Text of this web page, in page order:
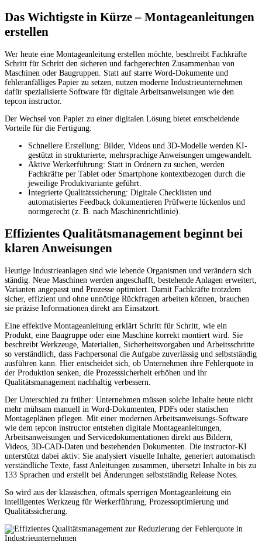
Das Wichtigste in Kürze – Montageanleitungen
erstellen
Wer heute eine Montageanleitung erstellen möchte, beschreibt Fachkräfte
Schritt für Schritt den sicheren und fachgerechten Zusammenbau von
Maschinen oder Baugruppen. Statt auf starre Word-Dokumente und
fehleranfälliges Papier zu setzen, nutzen moderne Industrieunternehmen
dafür spezialisierte Software für digitale Arbeitsanweisungen wie den
tepcon instructor.
Der Wechsel von Papier zu einer digitalen Lösung bietet entscheidende
Vorteile für die Fertigung:
Schnellere Erstellung: Bilder, Videos und 3D-Modelle werden KI-
gestützt in strukturierte, mehrsprachige Anweisungen umgewandelt.
Aktive Werkerführung: Statt in Ordnern zu suchen, werden
Fachkräfte per Tablet oder Smartphone kontextbezogen durch die
jeweilige Produktvariante geführt.
Integrierte Qualitätssicherung: Digitale Checklisten und
automatisiertes Feedback dokumentieren Prüfwerte lückenlos und
normgerecht (z. B. nach Maschinenrichtlinie).
Effizientes Qualitätsmanagement beginnt bei
klaren Anweisungen
Heutige Industrieanlagen sind wie lebende Organismen und verändern sich
ständig. Neue Maschinen werden angeschafft, bestehende Anlagen erweitert,
Varianten angepasst und Prozesse optimiert. Damit Fachkräfte trotzdem
sicher, effizient und ohne unnötige Rückfragen arbeiten können, brauchen
sie präzise Informationen direkt am Einsatzort.
Eine effektive Montageanleitung erklärt Schritt für Schritt, wie ein
Produkt, eine Baugruppe oder eine Maschine korrekt montiert wird. Sie
beschreibt Werkzeuge, Materialien, Sicherheitsvorgaben und Arbeitsschritte
so verständlich, dass Fachpersonal die Aufgabe zuverlässig und selbstständig
ausführen kann. Hier entscheidet sich, ob Unternehmen ihre Fehlerquote in
der Produktion senken, die Prozesssicherheit erhöhen und ihr
Qualitätsmanagement nachhaltig verbessern.
Der Unterschied zu früher: Unternehmen müssen solche Inhalte heute nicht
mehr mühsam manuell in Word-Dokumenten, PDFs oder statischen
Montageplänen pflegen. Mit einer modernen Arbeitsanweisungs-Software
wie dem tepcon instructor entstehen digitale Montageanleitungen,
Arbeitsanweisungen und Servicedokumentationen direkt aus Bildern,
Videos, 3D-CAD-Daten und bestehenden Dokumenten. Die instructor-KI
unterstützt dabei aktiv: Sie analysiert visuelle Inhalte, generiert automatisch
verständliche Texte, fasst Anleitungen zusammen, übersetzt Inhalte in bis zu
133 Sprachen und erstellt bei Änderungen selbstständig Release Notes.
So wird aus der klassischen, oftmals sperrigen Montageanleitung ein
intelligentes Werkzeug für Werkerführung, Prozessoptimierung und
Qualitätssicherung.